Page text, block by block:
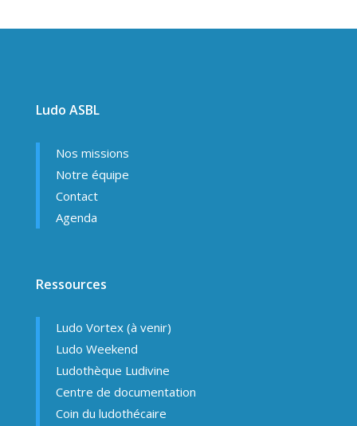
Ludo ASBL
Nos missions
Notre équipe
Contact
Agenda
Ressources
Ludo Vortex (à venir)
Ludo Weekend
Ludothèque Ludivine
Centre de documentation
Coin du ludothécaire